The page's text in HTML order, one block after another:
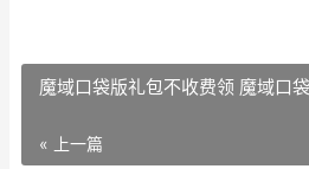
魔域口袋版礼包不收费领 魔域口
« 上一篇